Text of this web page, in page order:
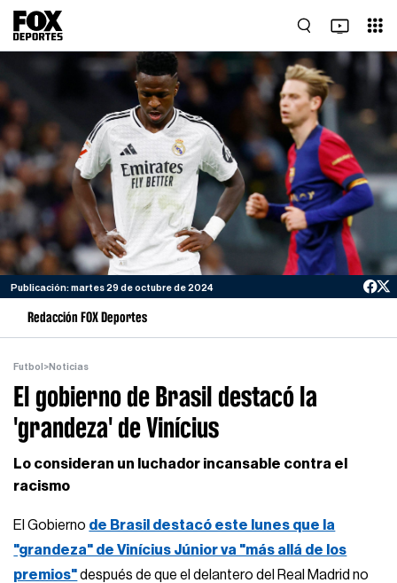
Publicación: martes 29 de octubre de 2024
Redacción FOX Deportes
Futbol >Noticias
El gobierno de Brasil destacó la
'grandeza' de Vinícius
Lo consideran un luchador incansable contra el
racismo
El Gobierno de Brasil destacó este lunes que la
"grandeza" de Vinícius Júnior va "más allá de los
premios"después de que el delantero del Real Madrid no